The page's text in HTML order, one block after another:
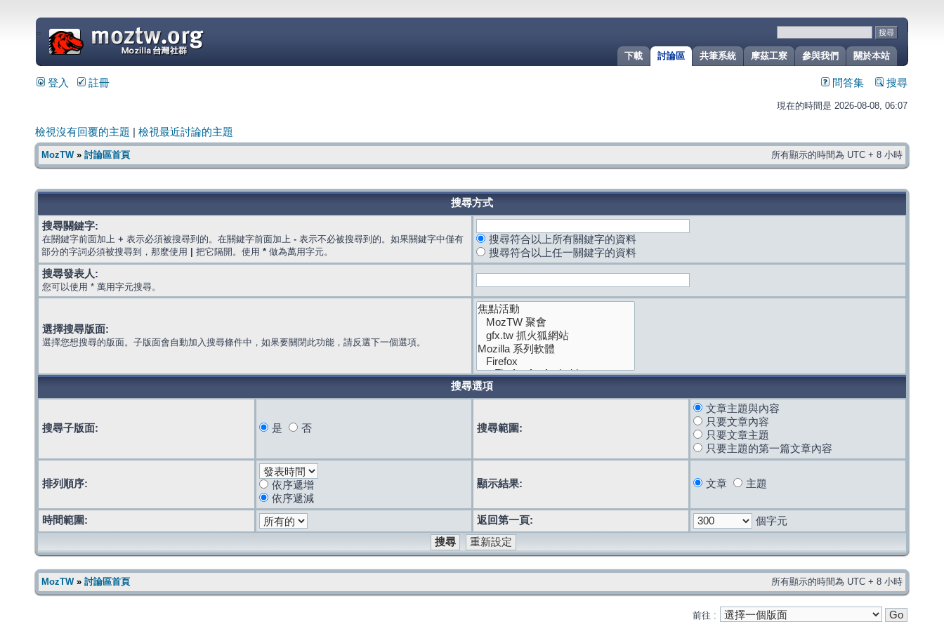
關於本站
參與我們
摩茲工寮
共筆系統
討論區
下載
=
登入 註冊 問答集 搜尋
現在的時間是 2026-08-08, 06:07
檢視沒有回覆的主題 檢視最近討論的主題
MozTW» 討論區首頁 所有顯示的時間為 UTC + 8 小時
搜尋方式
搜尋關鍵字:
在關鍵字前面加上 + 表示必須被搜尋到的。在關鍵字前面加上 - 表示不必被搜尋到的。如果關鍵字中僅有
部分的字詞必須被搜尋到，那麼使用
把它隔開。使用 * 做為萬用字元。
搜尋符合以上所有關鍵字的資料
搜尋符合以上任一關鍵字的資料
搜尋發表人:
您可以使用 * 萬用字元搜尋。
選擇搜尋版面:
選擇您想搜尋的版面。子版面會自動加入搜尋條件中，如果要關閉此功能，請反選下一個選項。
搜尋選項
搜尋子版面: 是 否 搜尋範圍:
文章主題與內容
只要文章內容
只要文章主題
只要主題的第一篇文章內容
排列順序:
依序遞增
依序遞減
顯示結果: 文章 主題
時間範圍: 返回第一頁: 個字元
MozTW» 討論區首頁 所有顯示的時間為 UTC + 8 小時
前往 :